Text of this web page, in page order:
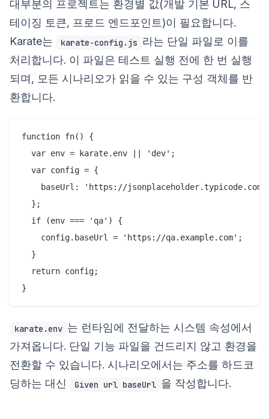
대부분의 프로젝트는 환경별 값(개발 기본 URL, 스
테이징 토큰, 프로드 엔드포인트)이 필요합니다.
Karate는
karate-config.js 라는 단일 파일로 이를
처리합니다. 이 파일은 테스트 실행 전에 한 번 실행
되며, 모든 시나리오가 읽을 수 있는 구성 객체를 반
환합니다.
function fn() {
  var env = karate.env || 'dev';
  var config = {
    baseUrl: 'https://jsonplaceholder.typicode.com'
  };
  if (env === 'qa') {
    config.baseUrl = 'https://qa.example.com';
  }
  return config;
karate.env 는 런타임에 전달하는 시스템 속성에서
가져옵니다. 단일 기능 파일을 건드리지 않고 환경을
전환할 수 있습니다. 시나리오에서는 주소를 하드코
딩하는 대신
Given url baseUrl 을 작성합니다.